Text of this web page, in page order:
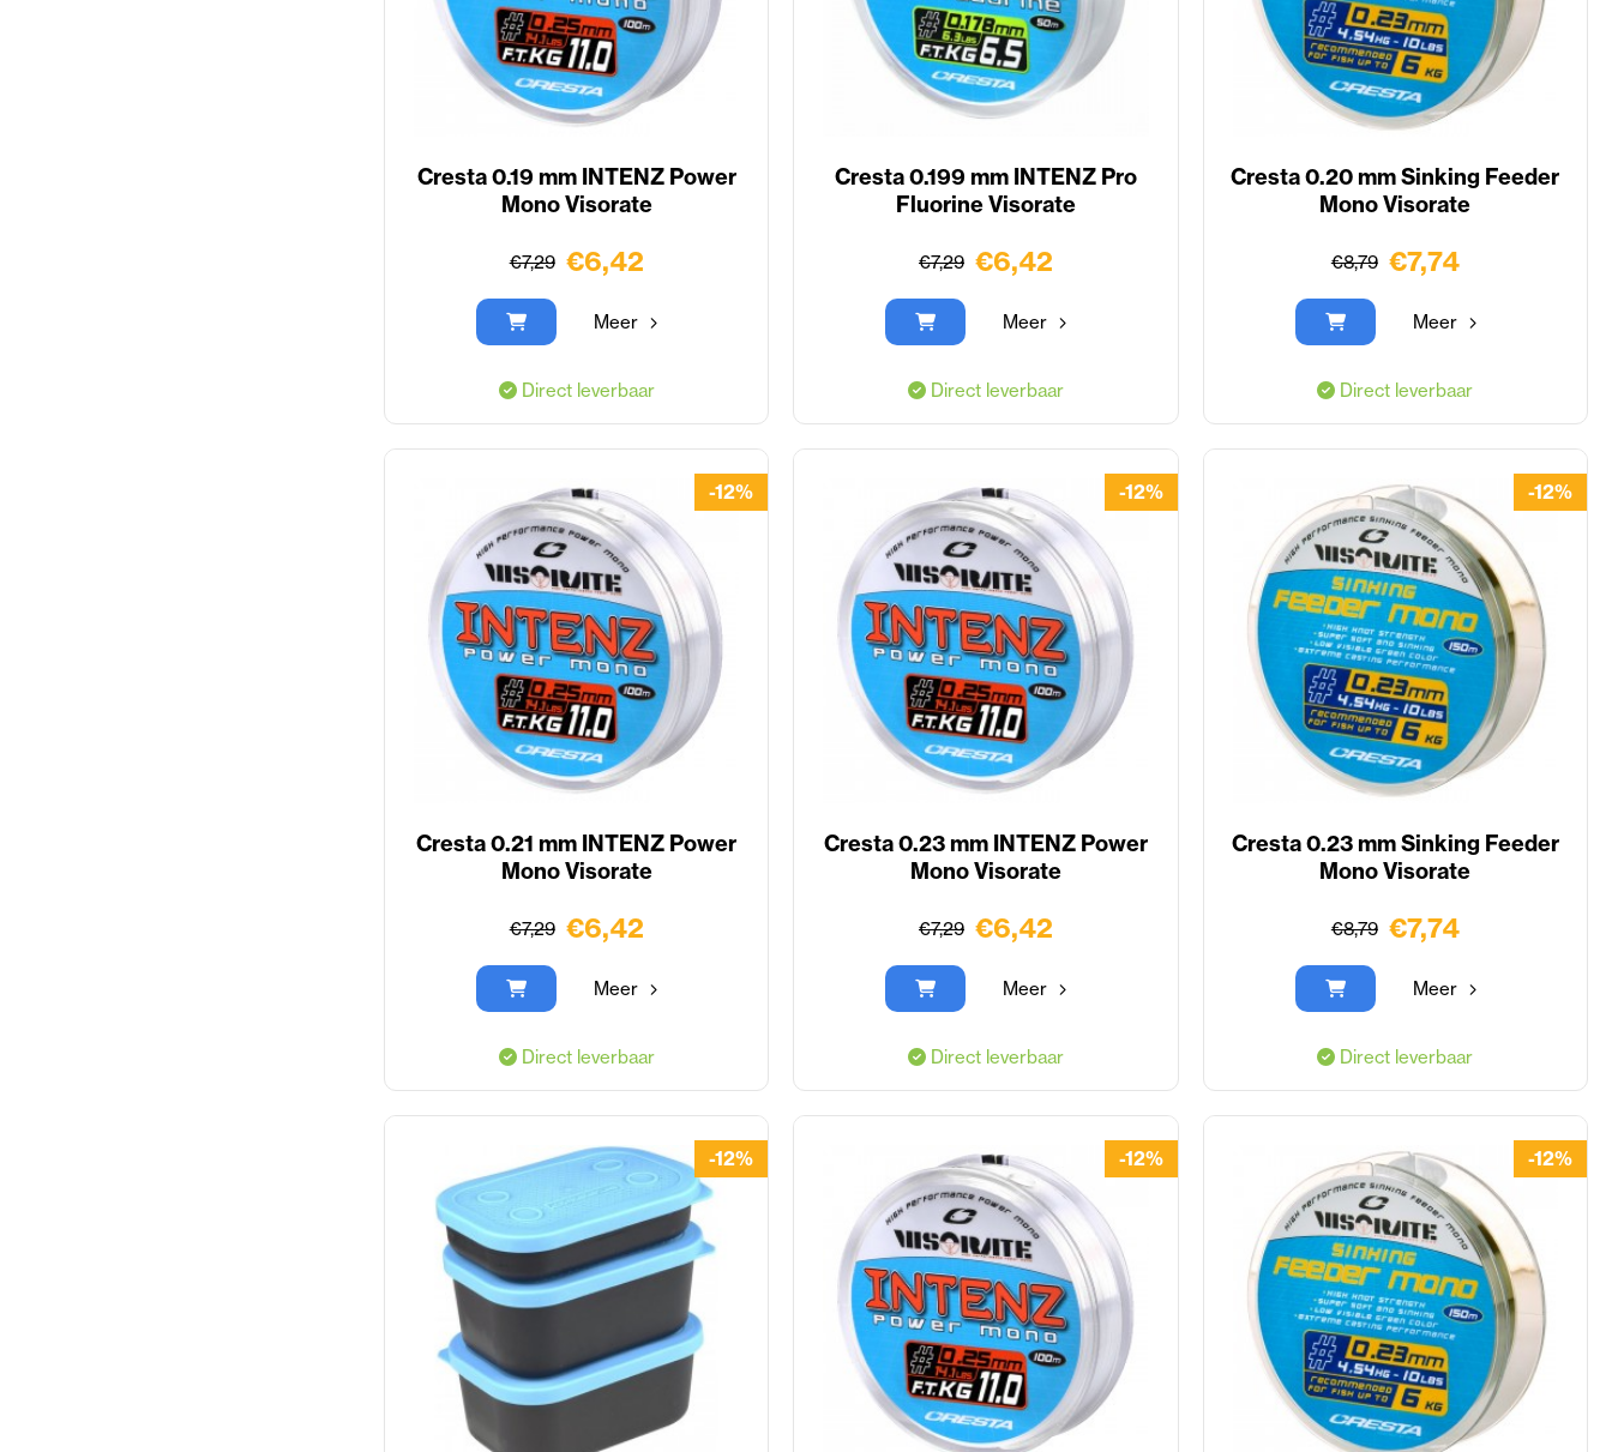
Cresta 0.19 mm INTENZ Power
Mono Visorate
€7,29 €6,42
Meer
Direct leverbaar
Cresta 0.199 mm INTENZ Pro
Fluorine Visorate
€7,29 €6,42
Meer
Direct leverbaar
Cresta 0.20 mm Sinking Feeder
Mono Visorate
€8,79 €7,74
Meer
Direct leverbaar
Cresta 0.21 mm INTENZ Power
Mono Visorate
€7,29
-12%
€6,42
Meer
Direct leverbaar
Cresta 0.23 mm INTENZ Power
Mono Visorate
€7,29
-12%
€6,42
Meer
Direct leverbaar
Cresta 0.23 mm Sinking Feeder
Mono Visorate
€8,79
-12%
€7,74
Meer
Direct leverbaar
-12% -12% -12%